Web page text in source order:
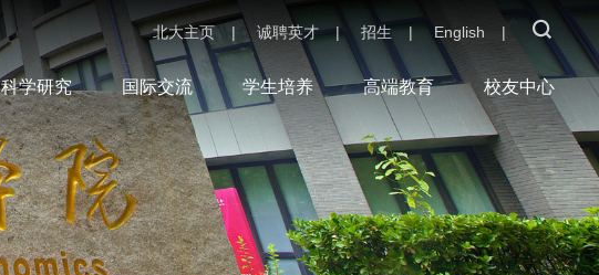
北大主页 | 诚聘英才 | 招生 | English |
科学研究 国际交流 学生培养 高端教育 校友中心